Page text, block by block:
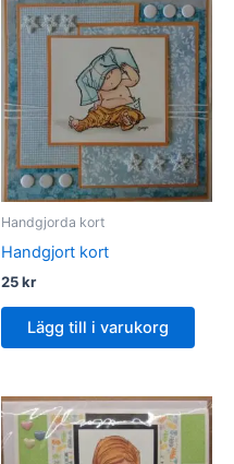
Handgjorda kort
Handgjort kort
25kr
Lägg till i varukorg